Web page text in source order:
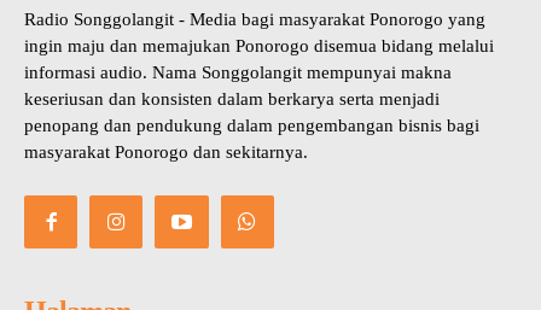
Radio Songgolangit - Media bagi masyarakat Ponorogo yang
ingin maju dan memajukan Ponorogo disemua bidang melalui
informasi audio. Nama Songgolangit mempunyai makna
keseriusan dan konsisten dalam berkarya serta menjadi
penopang dan pendukung dalam pengembangan bisnis bagi
masyarakat Ponorogo dan sekitarnya.